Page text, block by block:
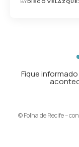
BYDIEGO
Fique
© Folha de Recife –